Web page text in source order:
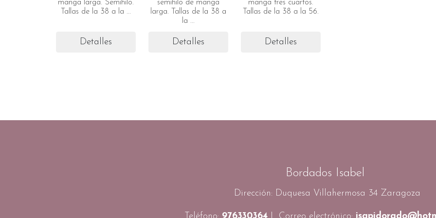
manga larga. Semihilo.
Tallas de la 38 a la ...
Detalles
semihilo de manga
larga. Tallas de la 38 a
la ...
Detalles
manga tres cuartos.
Tallas de la 38 a la 56.
Detalles
Bordados Isabel
Dirección: Duquesa Villahermosa 34 Zaragoza
Teléfono: 976330364 | Correo electrónico: